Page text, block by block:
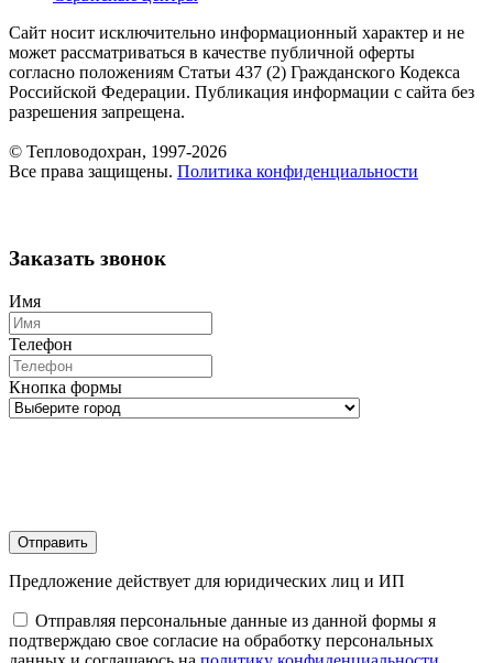
Сайт носит исключительно информационный характер и не
может рассматриваться в качестве публичной оферты
согласно положениям Статьи 437 (2) Гражданского Кодекса
Российской Федерации. Публикация информации с сайта без
разрешения запрещена.
© Тепловодохран, 1997-2026
Все права защищены. Политика конфиденциальности
Заказать звонок
Имя
Телефон
Кнопка формы
Отправить
Предложение действует для юридических лиц и ИП
Отправляя персональные данные из данной формы я
подтверждаю свое согласие на обработку персональных